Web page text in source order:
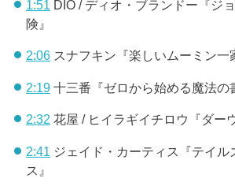
1:51 DIO / ディオ・ブランドー『ジ
険』
2:06スナフキン『楽しいムーミン一
2:19十三番『ゼロから始める魔法の
2:32 花屋 / ヒイラギイチロウ『ダー
2:41 ジェイド・カーティス『テイル
ス』